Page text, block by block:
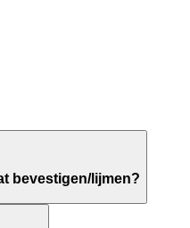
bevestigen/lijmen?